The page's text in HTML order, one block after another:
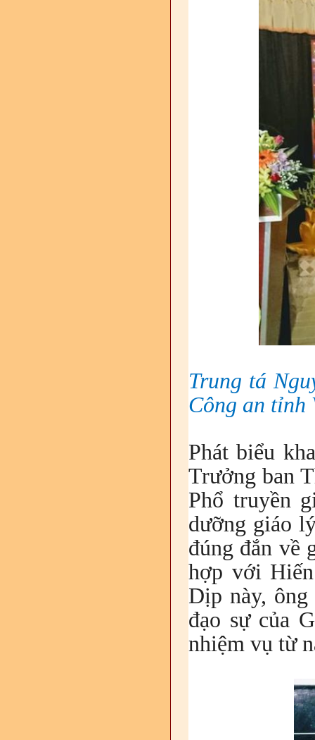
Trung tá
Công an tỉnh
Phát biểu
Trưởng ban
Phổ truyền
dưỡng giáo
đúng đắn về
hợp với
Dịp này,
đạo sự của
nhiệm vụ từ